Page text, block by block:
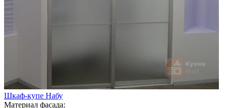
Шкаф-купе Набу
Материал фасада: